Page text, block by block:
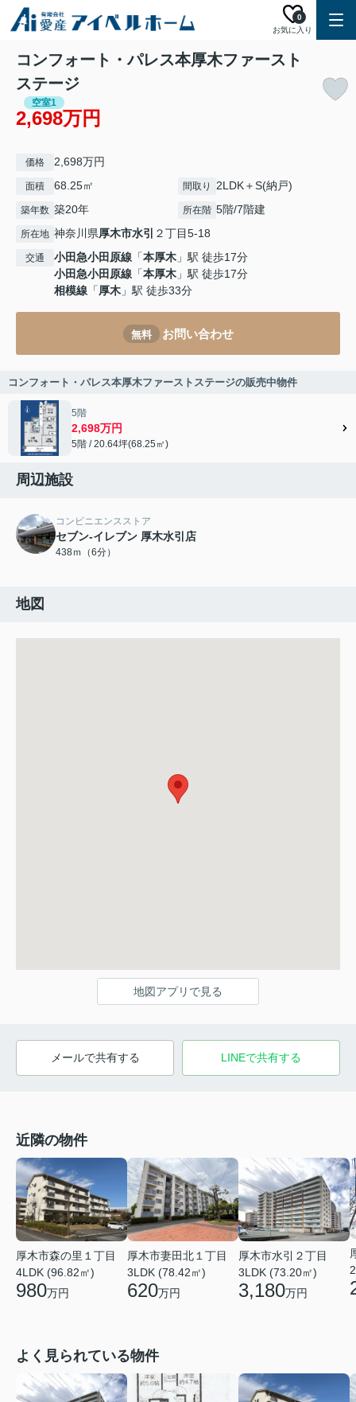
お気に入り
0
コンフォート・パレス本厚木ファースト
ステージ
空室1
2,698万円
価格 2,698万円
面積 68.25㎡ 間取り 2LDK＋S(納戸)
築年数 築20年 所在階 5階/7階建
所在地 神奈川県厚木市水引 ２丁目5-18
交通 小田急小田原線 「本厚木 」駅 徒歩17分
小田急小田原線 「本厚木 」駅 徒歩17分
相模線 「厚木 」駅 徒歩33分
無料 お問い合わせ
コンフォート・パレス本厚木ファーストステージの販売中物件
5階
2,698万円
5階 / 20.64坪(68.25㎡)
周辺施設
コンビニエンスストア
セブン-イレブン 厚木水引店
438ｍ（6分）
地図
地図アプリで見る
メールで共有する LINEで共有する
近隣の物件
厚木市森の里１丁目
4LDK (96.82㎡)
980万円
厚木市妻田北１丁目
3LDK (78.42㎡)
620万円
厚木市水引２丁目
3LDK (73.20㎡)
3,180万円
よく見られている物件